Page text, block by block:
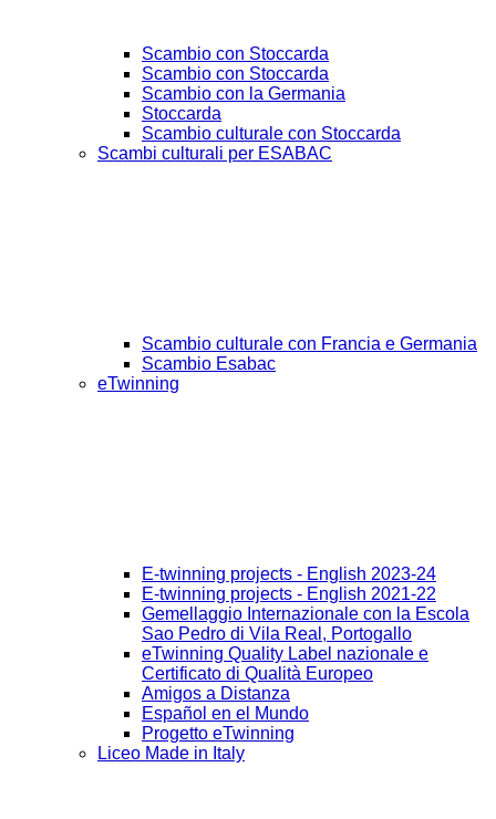
Scambio con Stoccarda
Scambio con Stoccarda
Scambio con la Germania
Stoccarda
Scambio culturale con Stoccarda
Scambi culturali per ESABAC
Scambio culturale con Francia e Germania
Scambio Esabac
eTwinning
E-twinning projects - English 2023-24
E-twinning projects - English 2021-22
Gemellaggio Internazionale con la Escola
Sao Pedro di Vila Real, Portogallo
eTwinning Quality Label nazionale e
Certificato di Qualità Europeo
Amigos a Distanza
Español en el Mundo
Progetto eTwinning
Liceo Made in Italy